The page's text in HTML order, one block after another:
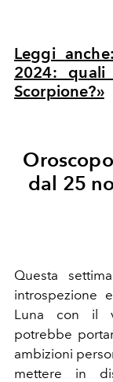
Leggi
2024:
Scorpione?»
dal 25
Questa
introspezione
Luna con il
potrebbe
ambizioni
mettere in